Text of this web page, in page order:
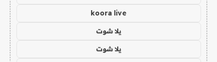
koora live
يلا شوت
يلا شوت